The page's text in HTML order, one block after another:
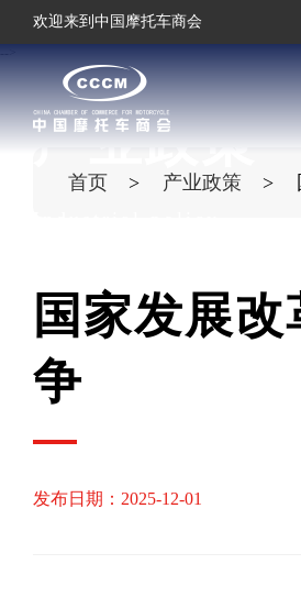
欢迎来到中国摩托车商会
产业政策
首页 产业政策
国家发展
争
发布日期：2025-12-01